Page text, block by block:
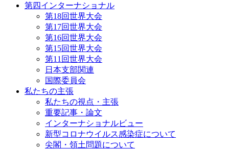
第四インターナショナル
第18回世界大会
第17回世界大会
第16回世界大会
第15回世界大会
第11回世界大会
日本支部関連
国際委員会
私たちの主張
私たちの視点・主張
重要記事・論文
インターナショナルビュー
新型コロナウイルス感染症について
尖閣・領土問題について